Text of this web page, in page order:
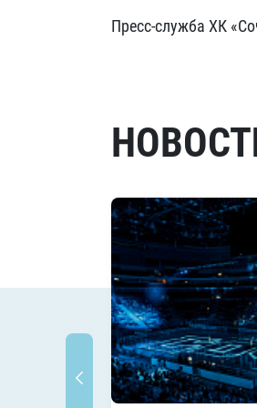
Пресс-служба ХК